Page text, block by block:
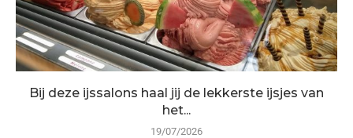
Bij deze ijssalons haal jij de lekkerste ijsjes van
het...
19/07/2026